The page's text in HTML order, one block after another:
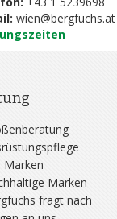
wien@bergfuchs.at
Marken
Marken
fragt nach